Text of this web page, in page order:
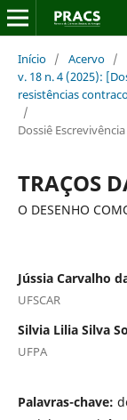
Início / Acervo /
v. 18 n. 4 (2025):
resistências
/
Dossiê Escrevivência
TRAÇOS
O DESENHO
Jússia Carvalho
UFSCAR
Silvia Lilia Silva
UFPA
Palavras-chave: